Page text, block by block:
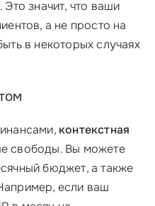
значит, что ваши
а не просто на
в некоторых случаях
контекстная
свободы. Вы можете
бюджет, а также
если ваш